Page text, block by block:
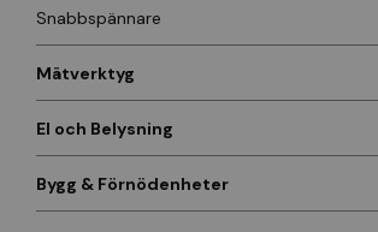
Snabbspännare
Mätverktyg
El och Belysning
Bygg & Förnödenheter